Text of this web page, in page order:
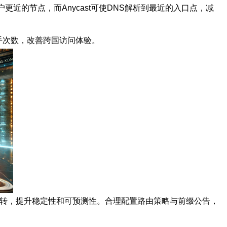
近的节点，而Anycast可使DNS解析到最近的入口点，减
数，改善跨国访问体验。
提升稳定性和可预测性。合理配置路由策略与前缀公告，